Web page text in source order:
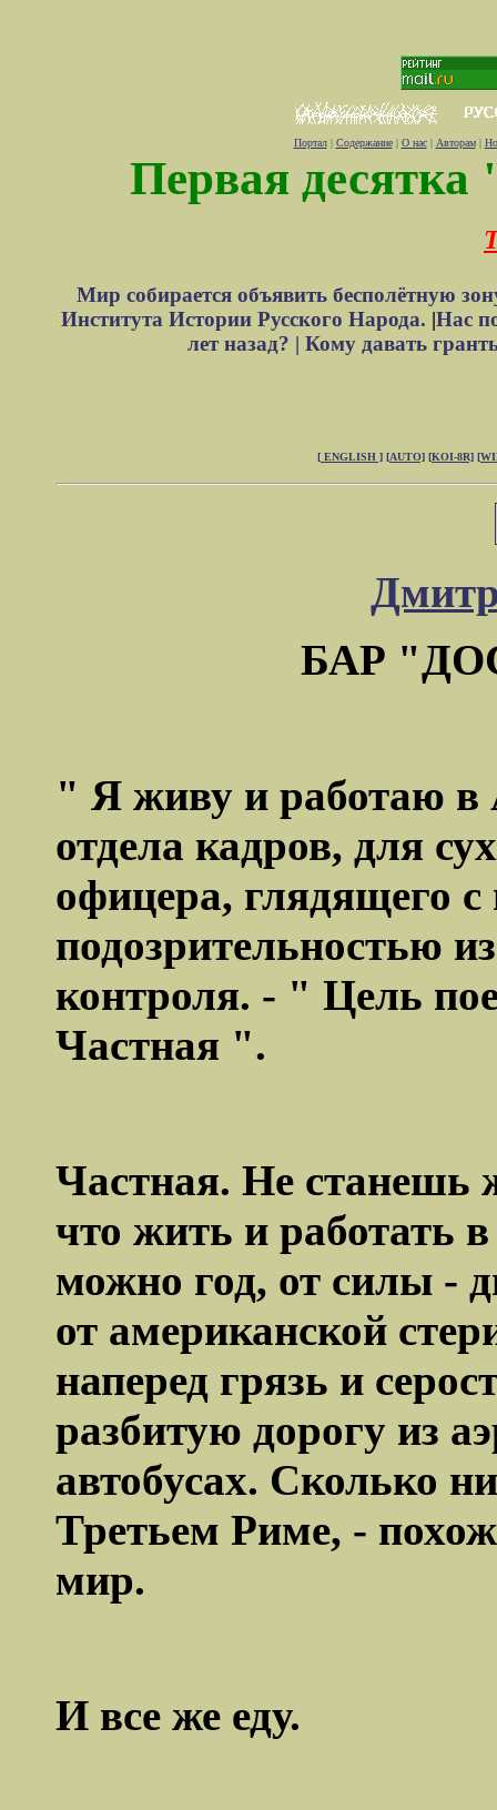
Портал| Содержание| О нас| Авторам|
Первая десятка
Мир собирается объявить бесполётную
Института Истории Русского Народа. |Нас
лет назад? | Кому давать
[ ENGLISH ] [AUTO] [KOI-8R]
БАР
" Я живу и работаю
отдела кадров, для
офицера, глядящего
подозрительностью
контроля. - " Цель
Частная ".
Частная. Не станешь
что жить и работать
можно год, от силы -
от американской
наперед грязь и
разбитую дорогу из
автобусах. Сколько
Третьем Риме, -
мир.
И все же еду.